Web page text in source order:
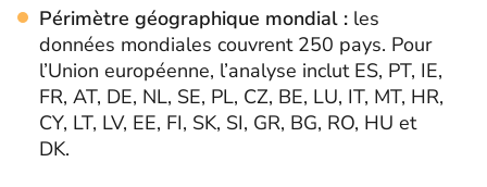
Périmètre géographique mondial : les
données mondiales couvrent 250 pays. Pour
l’Union européenne, l’analyse inclut ES, PT, IE,
FR, AT, DE, NL, SE, PL, CZ, BE, LU, IT, MT, HR,
CY, LT, LV, EE, FI, SK, SI, GR, BG, RO, HU et
DK.